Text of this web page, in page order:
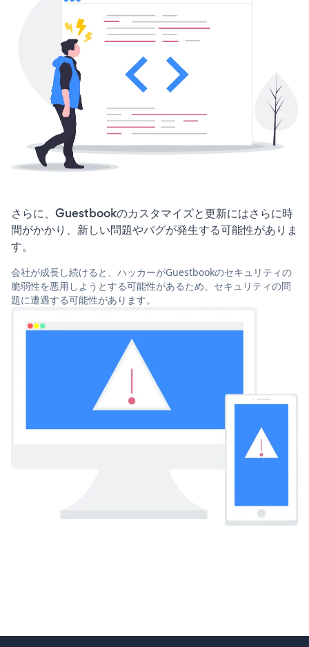
さらに、Guestbookのカスタマイズと更新にはさらに時
間がかかり、新しい問題やバグが発生する可能性がありま
す。
会社が成長し続けると、ハッカーがGuestbookのセキュリティの
脆弱性を悪用しようとする可能性があるため、セキュリティの問
題に遭遇する可能性があります。